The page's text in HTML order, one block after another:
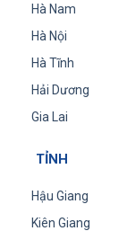
Hà Nam
Hà Nội
Hà Tĩnh
Hải Dương
Gia Lai
TỈNH
Hậu Giang
Kiên Giang